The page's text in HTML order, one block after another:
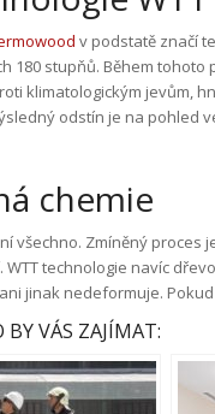
v podstatě značí
180 stupňů. Během
klimatologickým jevům,
odstín je na pohled
chemie
všechno. Zmíněný proces
WTT technologie navíc
jinak nedeformuje.
BY VÁS ZAJÍMAT: